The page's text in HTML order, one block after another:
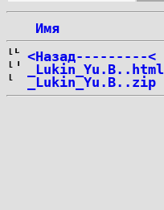
Имя
<Назад---------<
_Lukin_Yu.B..html
_Lukin_Yu.B..zip